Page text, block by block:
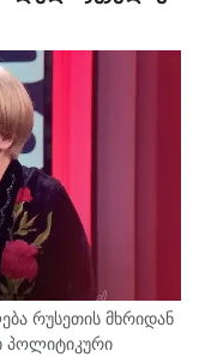
რუსეთის მხრიდან
პოლიტიკური